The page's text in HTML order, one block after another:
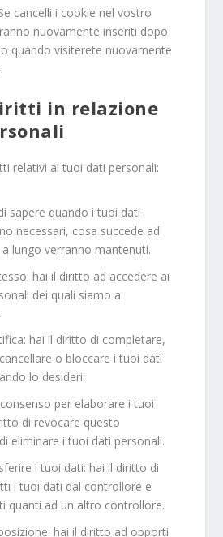
cancelli i cookie nel vostro
nuovamente inseriti dopo
quando visiterete nuovamente
in relazione
relativi ai tuoi dati personali:
sapere quando i tuoi dati
necessari, cosa succede ad
lungo verranno mantenuti.
hai il diritto ad accedere ai
dei quali siamo a
hai il diritto di completare,
o bloccare i tuoi dati
lo desideri.
per elaborare i tuoi
di revocare questo
eliminare i tuoi dati personali.
i tuoi dati: hai il diritto di
i tuoi dati dal controllore e
quanti ad un altro controllore.
hai il diritto ad opporti